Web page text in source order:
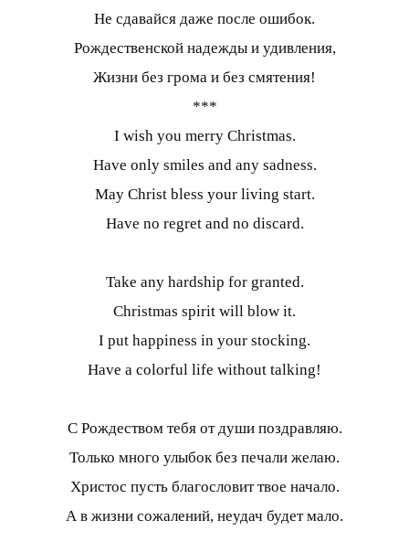
Не сдавайся даже после ошибок.
Рождественской надежды и удивления,
Жизни без грома и без смятения!
***
I wish you merry Christmas.
Have only smiles and any sadness.
May Christ bless your living start.
Have no regret and no discard.
Take any hardship for granted.
Christmas spirit will blow it.
I put happiness in your stocking.
Have a colorful life without talking!
С Рождеством тебя от души поздравляю.
Только много улыбок без печали желаю.
Христос пусть благословит твое начало.
А в жизни сожалений, неудач будет мало.